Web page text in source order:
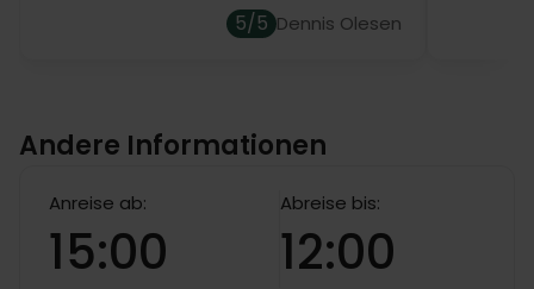
5/5 Dennis Olesen
Andere Informationen
Anreise ab:
15:00
Abreise bis:
12:00